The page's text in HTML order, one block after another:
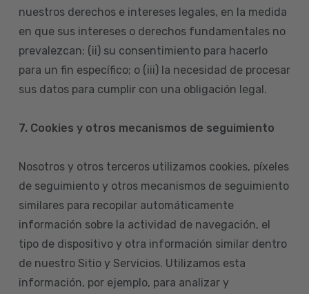
nuestros derechos e intereses legales, en la medida
en que sus intereses o derechos fundamentales no
prevalezcan; (ii) su consentimiento para hacerlo
para un fin específico; o (iii) la necesidad de procesar
sus datos para cumplir con una obligación legal.
7. Cookies y otros mecanismos de seguimiento
Nosotros y otros terceros utilizamos cookies, píxeles
de seguimiento y otros mecanismos de seguimiento
similares para recopilar automáticamente
información sobre la actividad de navegación, el
tipo de dispositivo y otra información similar dentro
de nuestro Sitio y Servicios. Utilizamos esta
información, por ejemplo, para analizar y